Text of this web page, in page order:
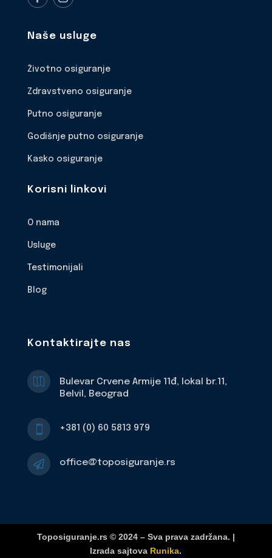
Naše usluge
Životno osiguranje
Zdravstveno osiguranje
Putno osiguranje
Godišnje putno osiguranje
Kasko osiguranje
Korisni linkovi
O nama
Usluge
Testimonijali
Blog
Kontaktirajte nas
Bulevar Crvene Armije 11đ, lokal br.11,
Belvil, Beograd
+381 (0) 60 5813 979
 office@toposiguranje.rs
Toposiguranje.rs © 2024 – Sva prava zadržana. |
Izrada sajtova Runika.